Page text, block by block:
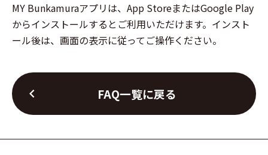
MY Bunkamuraアプリは、App StoreまたはGoogle Play
からインストールするとご利用いただけます。インスト
ール後は、画面の表示に従ってご操作ください。
chevron_left FAQ一覧に戻る